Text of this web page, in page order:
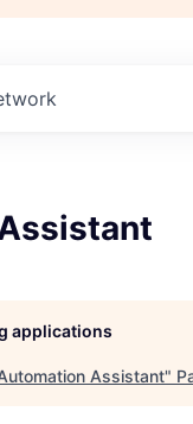
applications
Assistant"